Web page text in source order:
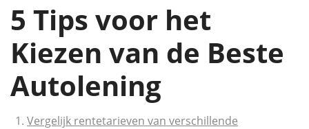
5 Tips voor het
Kiezen van de Beste
Autolening
Vergelijk rentetarieven van verschillende